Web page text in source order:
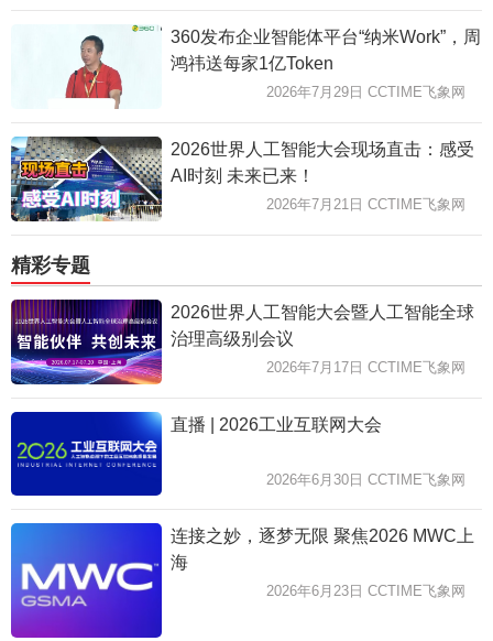
360发布企业智能体平台“纳米Work”，周
鸿祎送每家1亿Token
2026年7月29日 CCTIME飞象网
2026世界人工智能大会现场直击：感受
AI时刻 未来已来！
2026年7月21日 CCTIME飞象网
精彩专题
2026世界人工智能大会暨人工智能全球
治理高级别会议
2026年7月17日 CCTIME飞象网
直播 | 2026工业互联网大会
2026年6月30日 CCTIME飞象网
连接之妙，逐梦无限 聚焦2026 MWC上
海
2026年6月23日 CCTIME飞象网